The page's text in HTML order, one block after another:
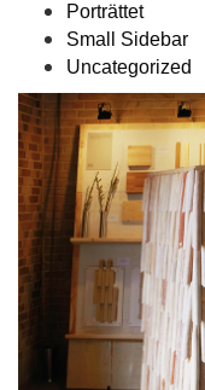
Porträttet
Small Sidebar
Uncategorized